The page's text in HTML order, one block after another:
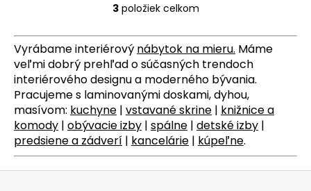
O
v
l
á
d
a
c
i
e
p
r
3položiek celkom
Vyrábame interiérový nábytok na mieru. Máme
veľmi dobrý prehľad o súčasných trendoch
interiérového designu a moderného bývania.
Pracujeme s laminovanými doskami, dyhou,
masívom: kuchyne | vstavané skrine | knižnice a
komody | obývacie izby | spálne | detské izby |
predsiene a zádverí | kancelárie | kúpeľne.
Z